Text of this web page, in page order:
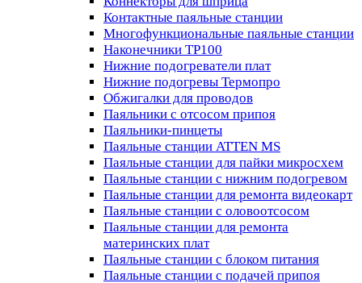
Контактные паяльные станции
Многофункциональные паяльные станции
Наконечники TP100
Нижние подогреватели плат
Нижние подогревы Термопро
Обжигалки для проводов
Паяльники с отсосом припоя
Паяльники-пинцеты
Паяльные станции ATTEN MS
Паяльные станции для пайки микросхем
Паяльные станции с нижним подогревом
Паяльные станции для ремонта видеокарт
Паяльные станции с оловоотсосом
Паяльные станции для ремонта
материнских плат
Паяльные станции с блоком питания
Паяльные станции с подачей припоя